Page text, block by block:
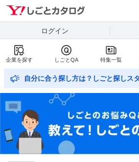
Yahoo!しごとカタ
ログイン
企業を探す しごとQA 特集一覧
自分に合う探し方は？しごと探しス